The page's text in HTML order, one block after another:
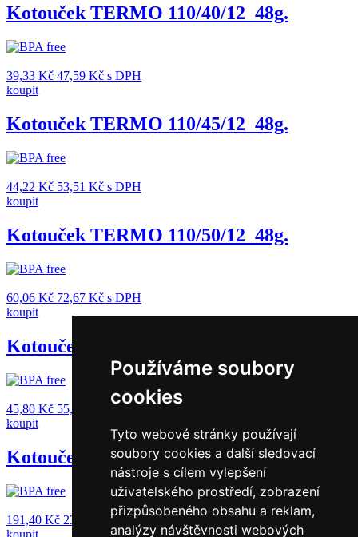
Používáme soubory
cookies
Tyto webové stránky používají
soubory cookies a další sledovací
nástroje s cílem vylepšení
uživatelského prostředí, zobrazení
přizpůsobeného obsahu a reklam,
analýzy návštěvnosti webových
Kotouček TERMO 110/40/12_48g.
39,33 Kč 47,59 Kč s DPH
koupit
Kotouček TERMO 110/45/12_48g.
44,22 Kč 53,51 Kč s DPH
koupit
Kotouček TERMO 110/50/12_48g.
60,06 Kč 72,67 Kč s DPH
koupit
Kotouček TERMO 112/42/12_48g.
45,80 Kč 55,42
s DPH
koupit
Kotouček TERMO 60/120/25 (100g.)
191,40 Kč 231,59 Kčs DPH
koupit